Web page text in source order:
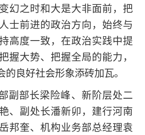
幻之时和大是大非面前，把
士前进的政治方向，始终与
高度一致，在政治实践中提
握大势、把握全局的能力，
良好社会形象添砖加瓦。
副部长梁险峰、新阶层处二
、副处长潘新卯，建行河南
邦奎、机构业务部总经理袁